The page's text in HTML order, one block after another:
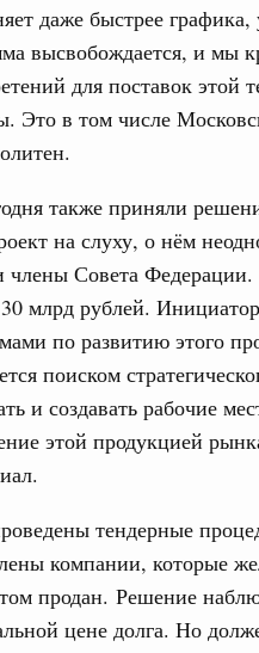
даже быстрее
высвобождается, и мы
для поставок этой
Это в том числе
также приняли
на слуху, о нём
Совета Федерации.
млрд рублей.
по развитию этого
поиском
и создавать рабочие
этой продукцией
тендерные
компании, которые
продан. Решение
цене долга. Но
и дизельного топлива
совещание по
рынок жилья
проекты
и Новороссии
труда и
поручения по
посвящённой
труда
Показать еще